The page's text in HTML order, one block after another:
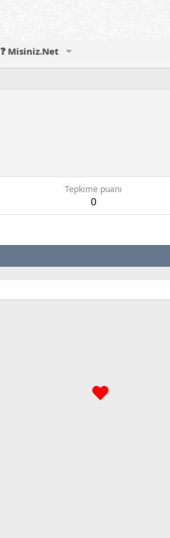
❓ Misiniz.Net
Tepkime puanı
0